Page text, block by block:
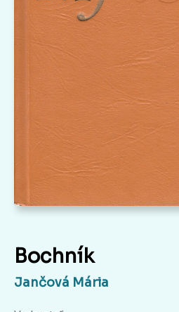
Bochník
Jančová Mária